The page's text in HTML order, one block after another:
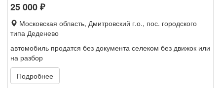
25 000₽
Московская область, Дмитровский г.о., пос. городского
типа Деденево
автомобиль продатся без документа селеком без движок или
на разбор
Подробнее